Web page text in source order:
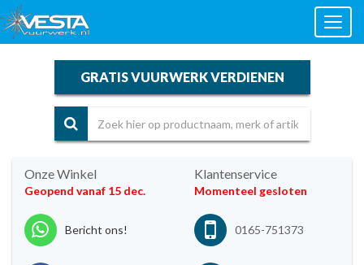
GRATIS VUURWERK VERDIENEN
Onze Winkel
Geopend vanaf 15 dec.
Klantenservice
Momenteel gesloten
Bericht ons! 0165-751373